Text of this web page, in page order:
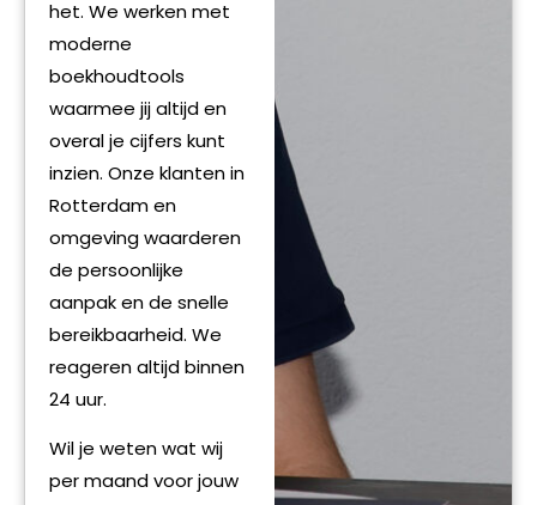
het. We werken met
moderne
boekhoudtools
waarmee jij altijd en
overal je cijfers kunt
inzien. Onze klanten in
Rotterdam en
omgeving waarderen
de persoonlijke
aanpak en de snelle
bereikbaarheid. We
reageren altijd binnen
24 uur.
Wil je weten wat wij
per maand voor jouw